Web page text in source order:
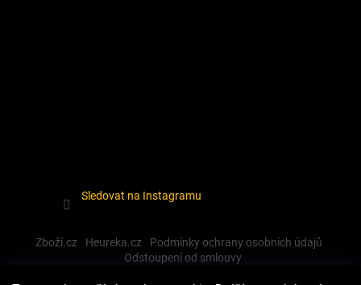
Sledovat na Instagramu
Zboží.cz Heureka.cz
Podmínky ochrany osobních údajů
Odstoupení od smlouvy